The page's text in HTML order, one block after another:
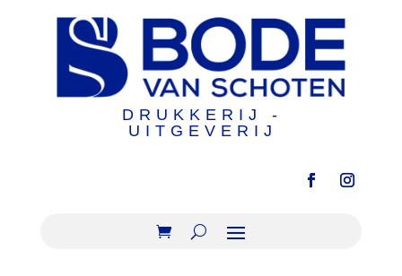
DRUKKERIJ -
UITGEVERIJ